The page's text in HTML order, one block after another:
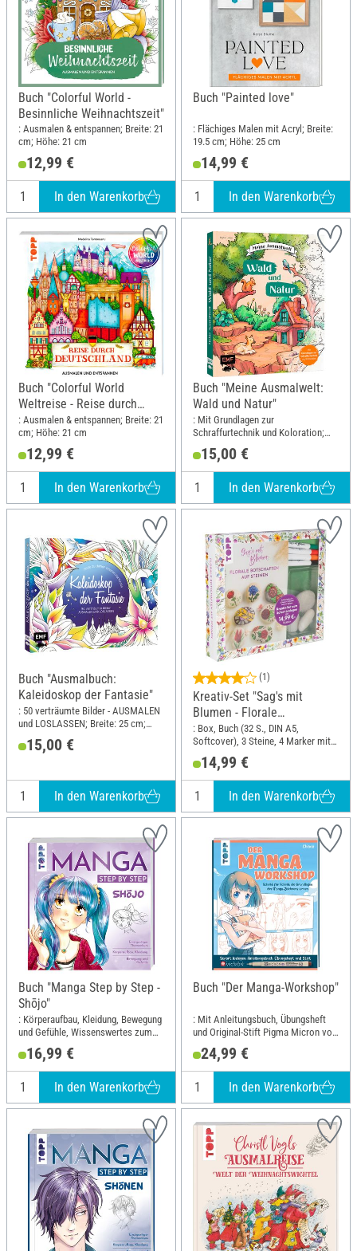
Buch "Colorful World -
Besinnliche Weihnachtszeit"
: Ausmalen & entspannen; Breite: 21
cm; Höhe: 21 cm
12,99 €
In den Warenkorb
Buch "Painted love"
: Flächiges Malen mit Acryl; Breite:
19.5 cm; Höhe: 25 cm
14,99 €
In den Warenkorb
Buch "Colorful World
Weltreise - Reise durch
Deutschland"
: Ausmalen & entspannen; Breite: 21
cm; Höhe: 21 cm
12,99 €
In den Warenkorb
Buch "Meine Ausmalwelt:
Wald und Natur"
: Mit Grundlagen zur
Schraffurtechnik und Koloration;
Breite: 20 cm; Höhe: 23.5 cm
15,00 €
In den Warenkorb
Buch "Ausmalbuch:
Kaleidoskop der Fantasie"
: 50 verträumte Bilder - AUSMALEN
und LOSLASSEN; Breite: 25 cm;
15,00 €
In den Warenkorb
(1)
Kreativ-Set "Sag's mit
Blumen - Florale
Botschaften auf Steinen."
: Box, Buch (32 S., DIN A5,
Softcover), 3 Steine, 4 Marker mit 2
Schwarz
14,99 €
In den Warenkorb
Buch "Manga Step by Step -
Shōjo"
: Körperaufbau, Kleidung, Bewegung
und Gefühle, Wissenswertes zum
Höhe: 23 cm
16,99 €
In den Warenkorb
Buch "Der Manga-Workshop"
: Mit Anleitungsbuch, Übungsheft
und Original-Stift Pigma Micron von
cm; Höhe: 28.1 cm
24,99 €
In den Warenkorb